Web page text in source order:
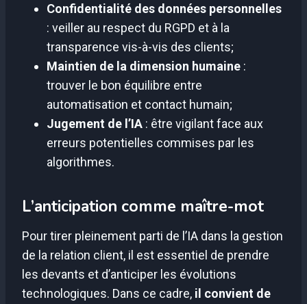
Confidentialité des données personnelles
: veiller au respect du RGPD et à la
transparence vis-à-vis des clients;
Maintien de la dimension humaine :
trouver le bon équilibre entre
automatisation et contact humain;
Jugement de l’IA : être vigilant face aux
erreurs potentielles commises par les
algorithmes.
L’anticipation comme maître-mot
Pour tirer pleinement parti de l’IA dans la gestion
de la relation client, il est essentiel de prendre
les devants et d’anticiper les évolutions
technologiques. Dans ce cadre, il convient de